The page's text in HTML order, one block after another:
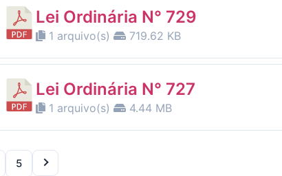
Lei Ordinária N° 729
1 arquivo(s) 719.62 KB
Lei Ordinária N° 727
1 arquivo(s) 4.44 MB
5